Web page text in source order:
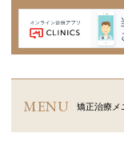
MENU 矯正治療メ